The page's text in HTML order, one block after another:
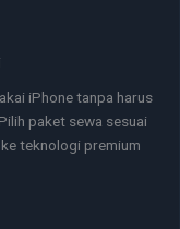
iPhone tanpa harus
paket sewa sesuai
teknologi premium